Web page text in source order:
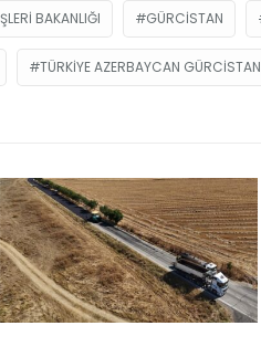
BAKANLIĞI GÜRCISTAN
TÜRKIYE AZERBAYCAN GÜRCISTAN